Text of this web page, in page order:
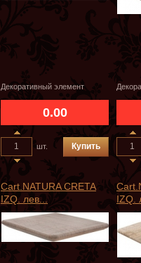
Декоративный элемент
0.00
шт. Купить
Cart.NATURA CRETA
IZQ. лев...
IZQ.